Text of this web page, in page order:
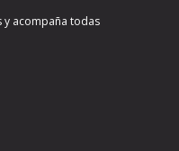
y acompaña todas